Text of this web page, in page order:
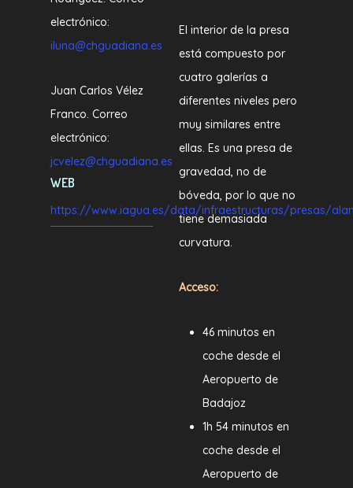
electrónico:
iluna@chguadiana.es
Juan Carlos Vélez
Franco. Correo
electrónico:
jcvelez@chguadiana.es
WEB
https://www.iagua.es/data/infraestructuras/presas/
El interior de la presa
está compuesto por
cuatro galerías a
diferentes niveles pero
muy similares entre
ellas. Es una presa de
gravedad, no de
bóveda, por lo que no
tiene demasiada
curvatura.
Acceso:
46 minutos en
coche desde el
Aeropuerto de
Badajoz
1h 54 minutos en
coche desde el
Aeropuerto de